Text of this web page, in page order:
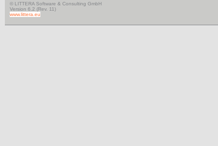
© LITTERA Software & Consulting GmbH
Version 6.2 (Rev. 11)
www.littera.eu